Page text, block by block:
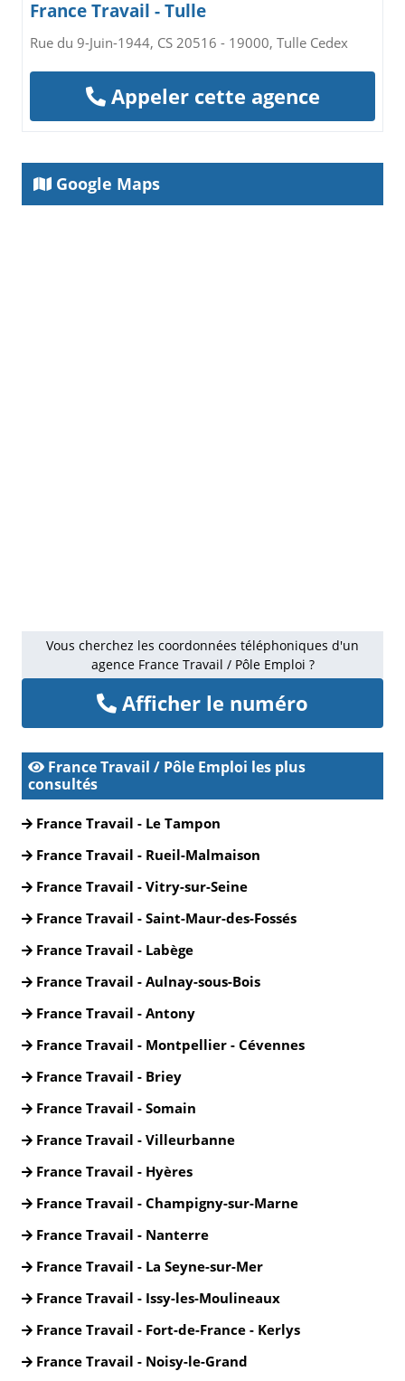
France Travail - Tulle
Rue du 9-Juin-1944, CS 20516 - 19000, Tulle Cedex
Appeler cette agence
Google Maps
Vous cherchez les coordonnées téléphoniques d'un
agence France Travail / Pôle Emploi ?
Afficher le numéro
France Travail / Pôle Emploi les plus
consultés
France Travail - Le Tampon
France Travail - Rueil-Malmaison
France Travail - Vitry-sur-Seine
France Travail - Saint-Maur-des-Fossés
France Travail - Labège
France Travail - Aulnay-sous-Bois
France Travail - Antony
France Travail - Montpellier - Cévennes
France Travail - Briey
France Travail - Somain
France Travail - Villeurbanne
France Travail - Hyères
France Travail - Champigny-sur-Marne
France Travail - Nanterre
France Travail - La Seyne-sur-Mer
France Travail - Issy-les-Moulineaux
France Travail - Fort-de-France - Kerlys
France Travail - Noisy-le-Grand